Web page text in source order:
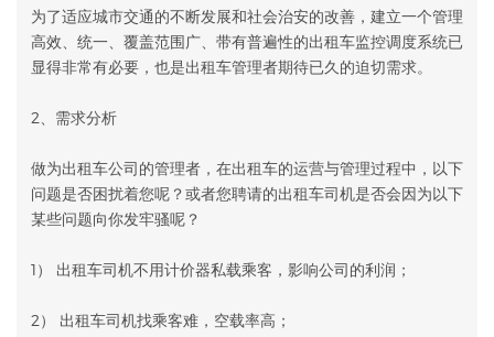
为了适应城市交通的不断发展和社会治安的改善，建立一个管理
高效、统一、覆盖范围广、带有普遍性的出租车监控调度系统已
显得非常有必要，也是出租车管理者期待已久的迫切需求。
2、需求分析
做为出租车公司的管理者，在出租车的运营与管理过程中，以下
问题是否困扰着您呢？或者您聘请的出租车司机是否会因为以下
某些问题向你发牢骚呢？
1） 出租车司机不用计价器私载乘客，影响公司的利润；
2） 出租车司机找乘客难，空载率高；